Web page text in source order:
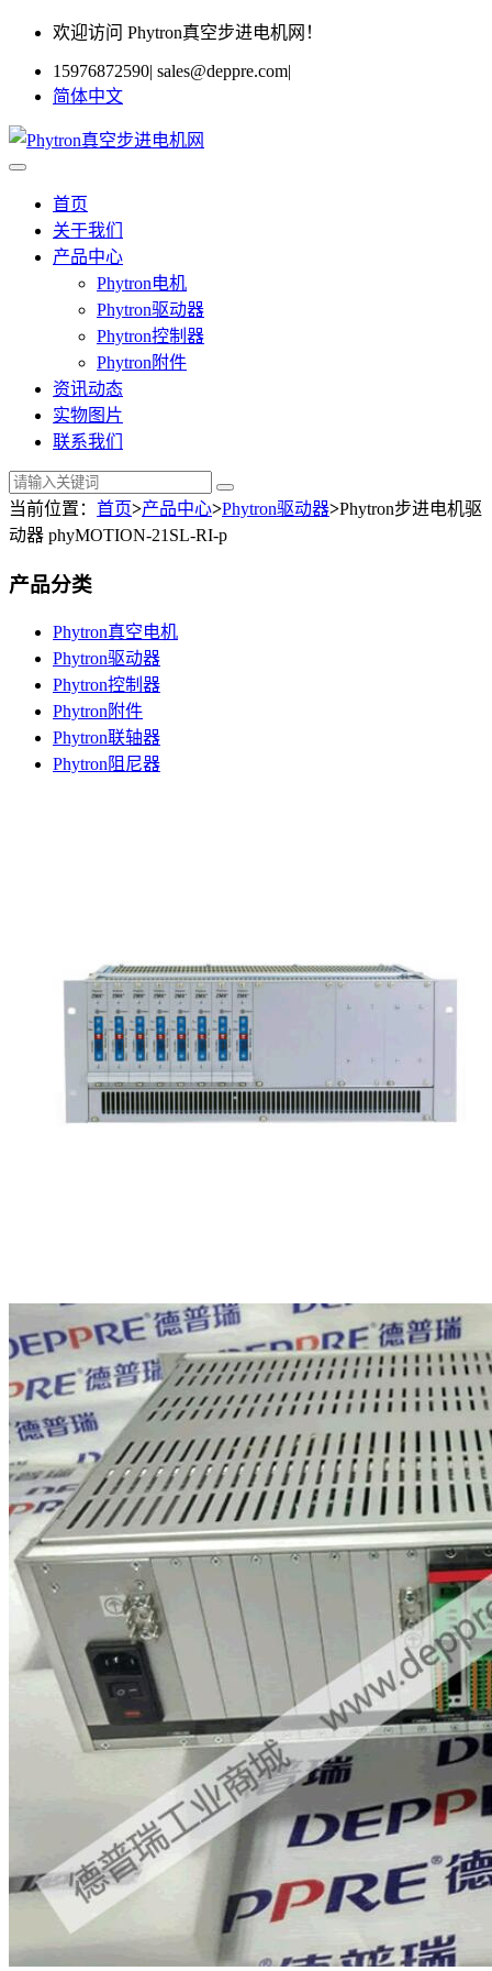
欢迎访问 Phytron真空步进电机网！
15976872590| sales@deppre.com|
简体中文
首页
关于我们
产品中心
Phytron电机
Phytron驱动器
Phytron控制器
Phytron附件
资讯动态
实物图片
联系我们
当前位置： 首页>产品中心>Phytron驱动器>Phytron步进电机驱
动器 phyMOTION-21SL-RI-p
产品分类
Phytron真空电机
Phytron驱动器
Phytron控制器
Phytron附件
Phytron联轴器
Phytron阻尼器